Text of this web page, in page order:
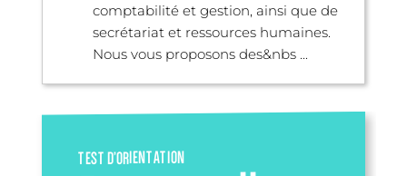
comptabilité et gestion, ainsi que de
secrétariat et ressources humaines.
Nous vous proposons des&nbs ...
TEST D’ORIENTATION